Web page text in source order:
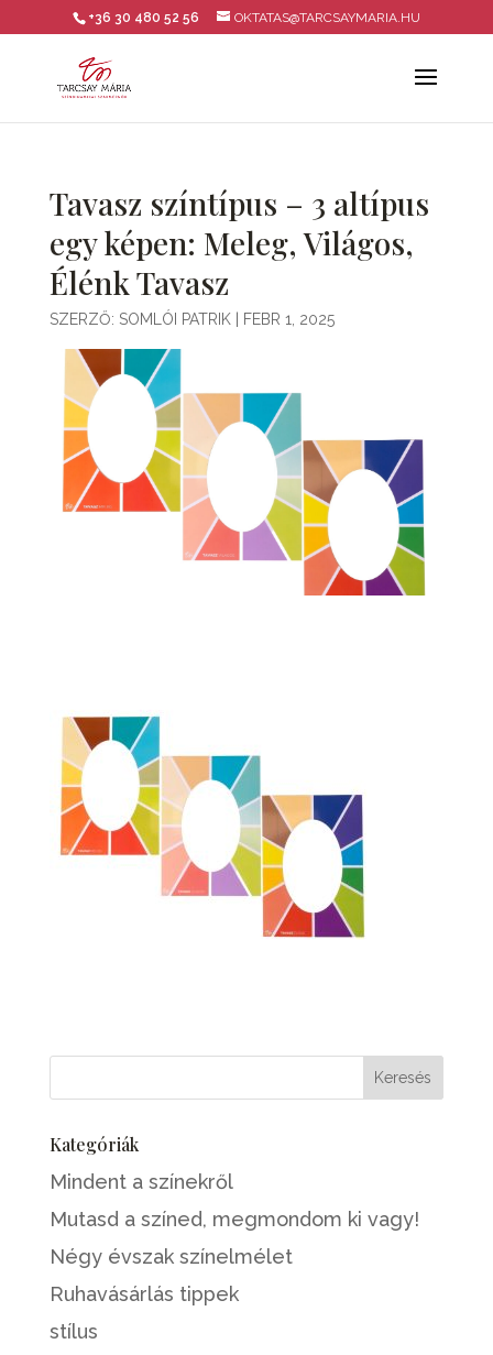
+36 30 480 52 56 OKTATAS@TARCSAYMARIA.HU
Tavasz színtípus – 3 altípus
egy képen: Meleg, Világos,
Élénk Tavasz
SZERZŐ: SOMLÓI PATRIK| FEBR 1, 2025
Kategóriák
Mindent a színekről
Mutasd a színed, megmondom ki vagy!
Négy évszak színelmélet
Ruhavásárlás tippek
stílus